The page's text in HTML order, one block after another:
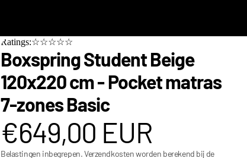
Ratings:☆☆☆☆☆
Boxspring Student Beige
120x220 cm - Pocket matras
7-zones Basic
€649,00 EUR
Belastingen inbegrepen. Verzendkosten worden berekend bij de